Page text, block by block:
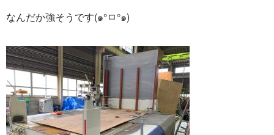
なんだか強そうです(๑°ㅁ°๑)